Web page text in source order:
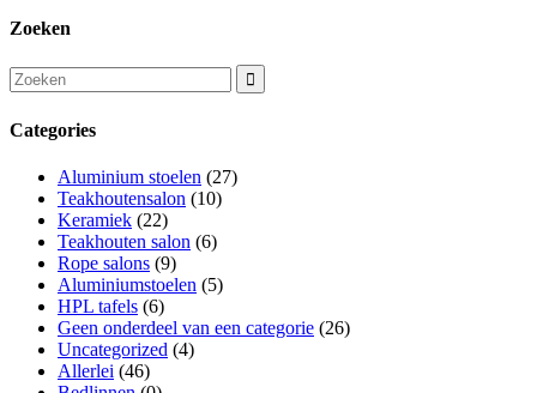
Zoeken
Categories
Aluminium stoelen (27)
Teakhoutensalon (10)
Keramiek (22)
Teakhouten salon (6)
Rope salons (9)
Aluminiumstoelen (5)
HPL tafels (6)
Geen onderdeel van een categorie (26)
Uncategorized (4)
Allerlei (46)